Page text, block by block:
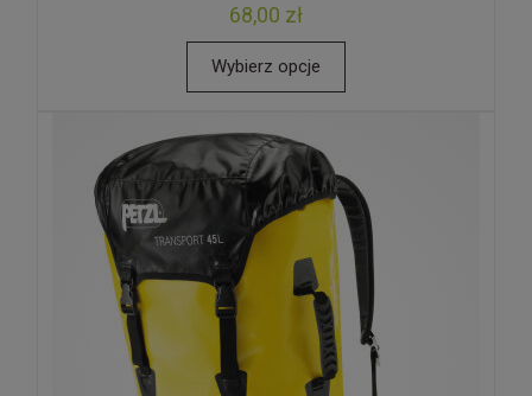
68,00 zł
Wybierz opcje